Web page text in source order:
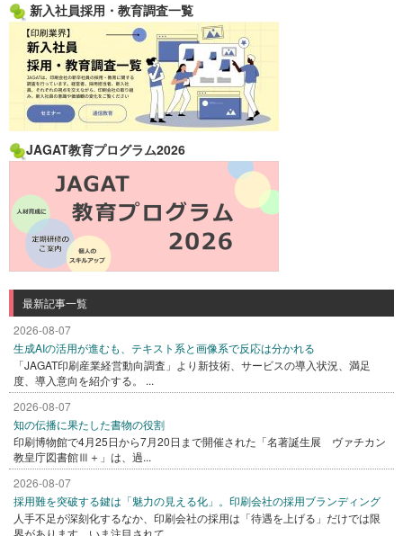
新入社員採用・教育調査一覧
JAGAT教育プログラム2026
最新記事一覧
2026-08-07
生成AIの活用が進むも、テキスト系と画像系で反応は分かれる
「JAGAT印刷産業経営動向調査」より新技術、サービスの導入状況、満足
度、導入意向を紹介する。 ...
2026-08-07
知の伝播に果たした書物の役割
印刷博物館で4月25日から7月20日まで開催された「名著誕生展 ヴァチカン
教皇庁図書館Ⅲ＋」は、過...
2026-08-07
採用難を突破する鍵は「魅力の見える化」。印刷会社の採用ブランディング
人手不足が深刻化するなか、印刷会社の採用は「待遇を上げる」だけでは限